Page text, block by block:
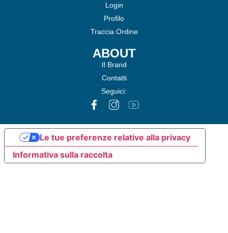
Login
Profilo
Traccia Ordine
ABOUT
Il Brand
Contatti
Seguici:
Informativa sulla raccolta
Le tue preferenze relative alla privacy